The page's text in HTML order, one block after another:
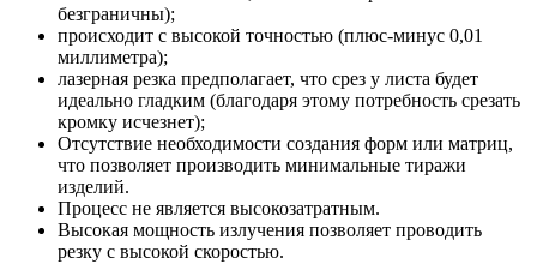
безграничны);
происходит с высокой точностью (плюс-минус 0,01
миллиметра);
лазерная резка предполагает, что срез у листа будет
идеально гладким (благодаря этому потребность срезать
кромку исчезнет);
Отсутствие необходимости создания форм или матриц,
что позволяет производить минимальные тиражи
изделий.
Процесс не является высокозатратным.
Высокая мощность излучения позволяет проводить
резку с высокой скоростью.